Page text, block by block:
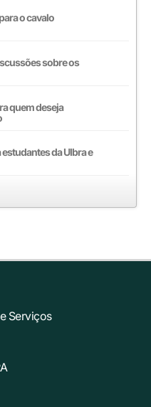
o cavalo
sobre os
quem deseja
da Ulbra e
Serviços